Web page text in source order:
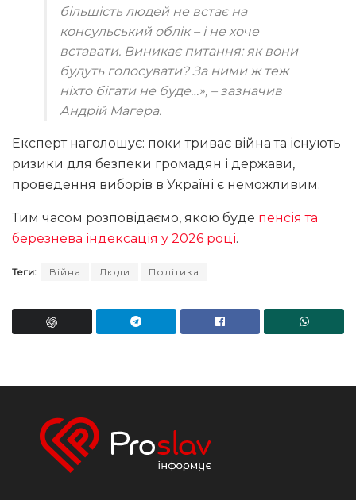
більшість людей не встає на
консульський облік – і не хоче
вставати. Виникає питання: як вони
будуть голосувати? За ними ж теж
ніхто бігати не буде…», – зазначив
Андрій Магера.
Експерт наголошує: поки триває війна та існують
ризики для безпеки громадян і держави,
проведення виборів в Україні є неможливим.
Тим часом розповідаємо, якою буде пенсія та
березнева індексація у 2026 році.
Теги: Війна Люди Політика